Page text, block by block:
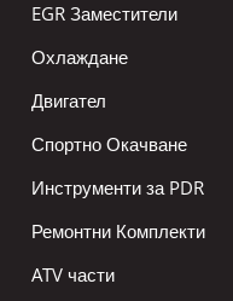
EGR Заместители
Охлаждане
Двигател
Спортно Окачване
Инструменти за PDR
Ремонтни Комплекти
ATV части